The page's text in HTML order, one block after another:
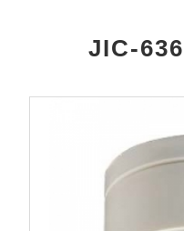
JIC-